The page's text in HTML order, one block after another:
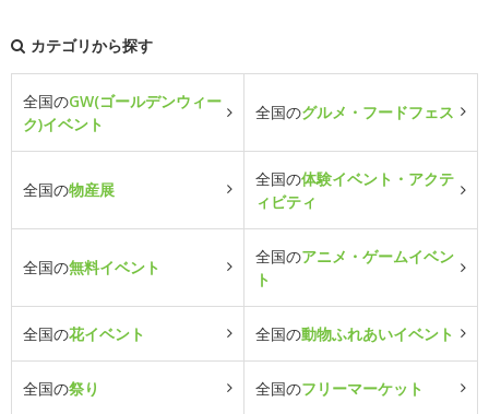
カテゴリから探す
全国のGW(ゴールデンウィー
ク)イベント
全国のグルメ・フードフェス
全国の物産展
全国の体験イベント・アクテ
ィビティ
全国の無料イベント
全国のアニメ・ゲームイベン
ト
全国の花イベント 全国の動物ふれあいイベント
全国の祭り 全国のフリーマーケット